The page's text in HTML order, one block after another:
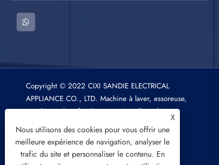
Copyright © 2022 CIXI SANDIE ELECTRICAL
APPLIANCE CO., LTD. Machine à laver, essoreuse,
ventilateur de refroidissement à air Tous droits
réservés.
X
Nous utilisons des cookies pour vous offrir une
meilleure expérience de navigation, analyser le
trafic du site et personnaliser le contenu. En